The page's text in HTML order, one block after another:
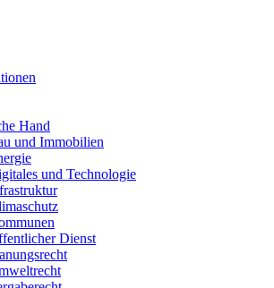
Hand
und Immobilien
und Technologie
Dienst